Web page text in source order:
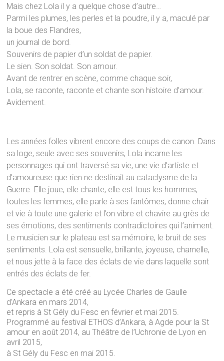
Mais chez Lola il y a quelque chose d’autre…
Parmi les plumes, les perles et la poudre, il y a, maculé par
la boue des Flandres,
un journal de bord.
Souvenirs de papier d’un soldat de papier.
Le sien. Son soldat. Son amour.
Avant de rentrer en scène, comme chaque soir,
Lola, se raconte, raconte et chante son histoire d’amour.
Avidement.
Les années folles vibrent encore des coups de canon. Dans
sa loge, seule avec ses souvenirs, Lola incarne les
personnages qui ont traversé sa vie, une vie d’artiste et
d’amoureuse que rien ne destinait au cataclysme de la
Guerre. Elle joue, elle chante, elle est tous les hommes,
toutes les femmes, elle parle à ses fantômes, donne chair
et vie à toute une galerie et l’on vibre et chavire au grès de
ses émotions, des sentiments contradictoires qui l’animent.
Le musicien sur le plateau est sa mémoire, le bruit de ses
sentiments. Lola est sensuelle, brillante, joyeuse, charnelle,
et nous jette à la face des éclats de vie dans laquelle sont
entrés des éclats de fer.
Ce spectacle a été créé au Lycée Charles de Gaulle
d’Ankara en mars 2014,
et repris à St Gély du Fesc en février et mai 2015.
Programmé au festival ETHOS d’Ankara, à Agde pour la St
amour en août 2014, au Théâtre de l’Uchronie de Lyon en
avril 2015,
à St Gély du Fesc en mai 2015.